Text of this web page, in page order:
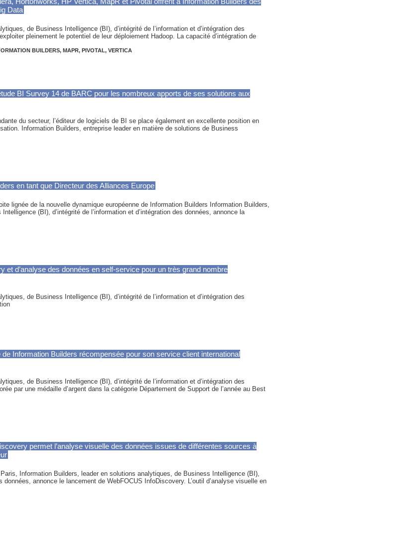
Data
de Business Intelligence (BI), d’intégrité de l’information et d’intégration des
pleinement le potentiel de leur déploiement Hadoop. La capacité d’intégration de
BUILDERS, MAPR, PIVOTAL, VERTICA
BI Survey 14 de BARC pour les nombreux apports de ses solutions aux
du secteur, l’éditeur de logiciels de BI se place également en excellente position en
Information Builders, entreprise leader en matière de solutions de Business
en tant que Directeur des Alliances Europe
lignée de la nouvelle dynamique européenne de Information Builders Information Builders,
(BI), d’intégrité de l’information et d’intégration des données, annonce la
et d’analyse des données en self-service pour un très grand nombre
de Business Intelligence (BI), d’intégrité de l’information et d’intégration des
Information Builders récompensée pour son service client international
de Business Intelligence (BI), d’intégrité de l’information et d’intégration des
par une médaille d’argent dans la catégorie Département de Support de l’année au Best
permet l’analyse visuelle des données issues de différentes sources à
Information Builders, leader en solutions analytiques, de Business Intelligence (BI),
données, annonce le lancement de WebFOCUS InfoDiscovery. L’outil d’analyse visuelle en